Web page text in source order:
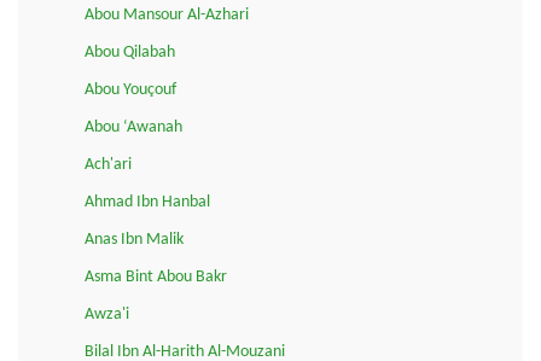
Abou Mansour Al-Azhari
Abou Qilabah
Abou Youçouf
Abou ‘Awanah
Ach'ari
Ahmad Ibn Hanbal
Anas Ibn Malik
Asma Bint Abou Bakr
Awza'i
Bilal Ibn Al-Harith Al-Mouzani